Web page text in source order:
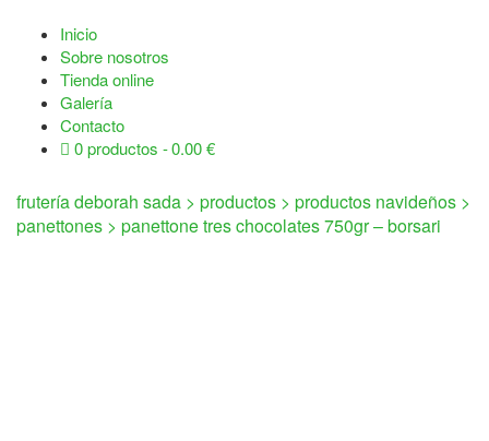
Inicio
Sobre nosotros
Tienda online
Galería
Contacto
0 productos
0.00 €
frutería deborah sada > productos > productos navideños >
panettones > panettone tres chocolates 750gr – borsari